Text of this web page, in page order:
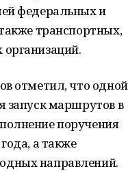
федеральных и
транспортных,
отметил, что одной
запуск маршрутов в
поручения
а также
направлений.